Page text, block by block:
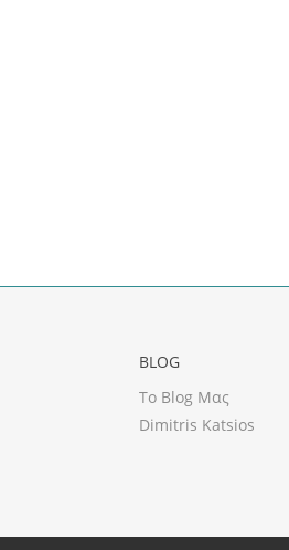
BLOG
Το Blog Μας
Dimitris Katsios